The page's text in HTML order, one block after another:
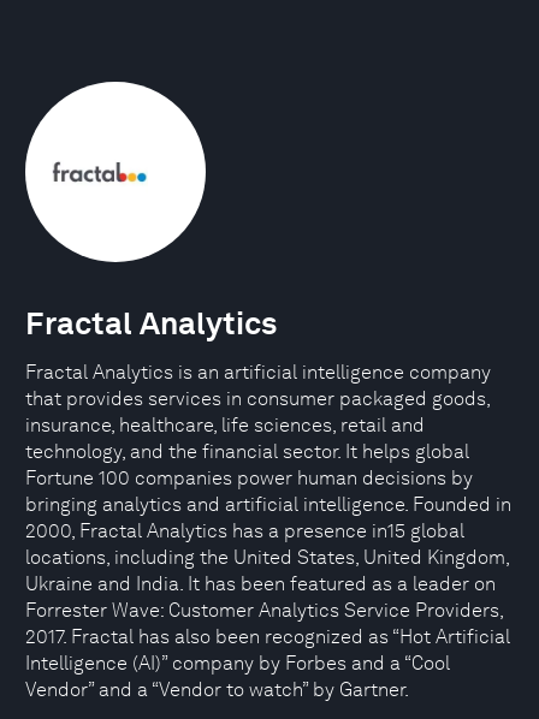
Fractal Analytics
Fractal Analytics is an artificial intelligence company
that provides services in consumer packaged goods,
insurance, healthcare, life sciences, retail and
technology, and the financial sector. It helps global
Fortune 100 companies power human decisions by
bringing analytics and artificial intelligence. Founded in
2000, Fractal Analytics has a presence in15 global
locations, including the United States, United Kingdom,
Ukraine and India. It has been featured as a leader on
Forrester Wave: Customer Analytics Service Providers,
2017. Fractal has also been recognized as “Hot Artificial
Intelligence (AI)” company by Forbes and a “Cool
Vendor” and a “Vendor to watch” by Gartner.